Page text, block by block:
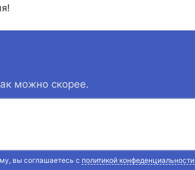
можно скорее.
вы соглашаетесь с политикой конфеденциальности